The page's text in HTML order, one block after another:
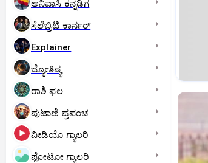
ಅನಿವಾಸಿ ಕನ್ನಡಿಗ
ಸೆಲೆಬ್ರಿಟಿ ಕಾರ್ನರ್‌
Explainer
ಜ್ಯೋತಿಷ್ಯ
ರಾಶಿ ಫಲ
ಪುಟಾಣಿ ಪ್ರಪಂಚ
ವೀಡಿಯೊ ಗ್ಯಾಲರಿ
ಫೋಟೋ ಗ್ಯಾಲರಿ